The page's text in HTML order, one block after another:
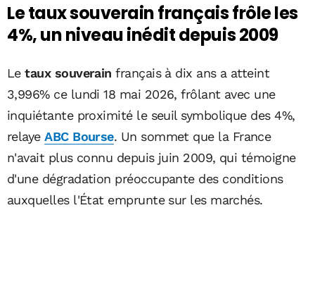
Le taux souverain français frôle les
4%, un niveau inédit depuis 2009
Letaux souverain français à dix ans a atteint
3,996% ce lundi 18 mai 2026, frôlant avec une
inquiétante proximité le seuil symbolique des 4%,
relayeABC Bourse. Un sommet que la France
n'avait plus connu depuis juin 2009, qui témoigne
d'une dégradation préoccupante des conditions
auxquelles l'État emprunte sur les marchés.